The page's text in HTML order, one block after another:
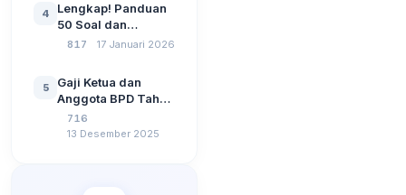
Kebangsaan, dan
Komputer Beserta
Jawaban Paling
4
Lengkap! Panduan
50 Soal dan
Jawaban Tes
Berdasarkan UU No
3 Tahun 2024
817 17 Januari 2026
5
Gaji Ketua dan
Anggota BPD Tahun
2026, Berapa
Besarannya? Ada
716
13 Desember 2025